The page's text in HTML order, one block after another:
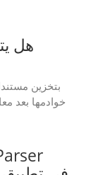
هل
خوادمها بعد